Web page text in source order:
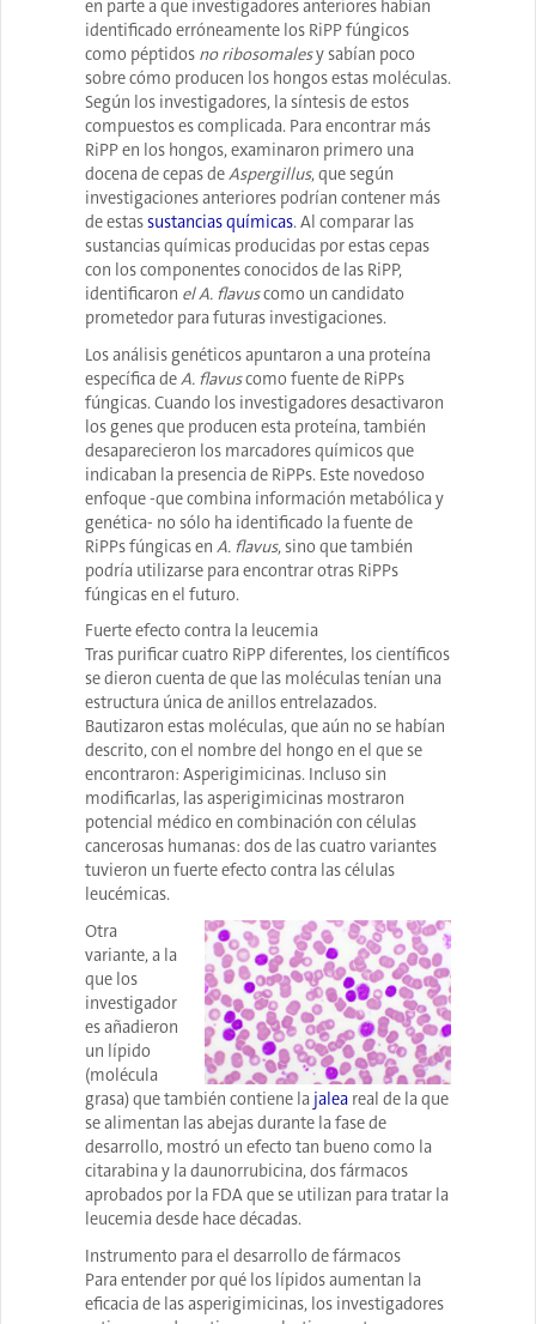
en parte a que investigadores anteriores habían
identificado erróneamente los RiPP fúngicos
como péptidos no ribosomalesy sabían poco
sobre cómo producen los hongos estas moléculas.
Según los investigadores, la síntesis de estos
compuestos es complicada. Para encontrar más
RiPP en los hongos, examinaron primero una
docena de cepas deAspergillus, que según
investigaciones anteriores podrían contener más
de estassustancias químicas. Al comparar las
sustancias químicas producidas por estas cepas
con los componentes conocidos de las RiPP,
identificaron el A. flavuscomo un candidato
prometedor para futuras investigaciones.
Los análisis genéticos apuntaron a una proteína
específica deA. flavuscomo fuente de RiPPs
fúngicas. Cuando los investigadores desactivaron
los genes que producen esta proteína, también
desaparecieron los marcadores químicos que
indicaban la presencia de RiPPs. Este novedoso
enfoque -que combina información metabólica y
genética- no sólo ha identificado la fuente de
RiPPs fúngicas en A. flavus, sino que también
podría utilizarse para encontrar otras RiPPs
fúngicas en el futuro.
Fuerte efecto contra la leucemia
Tras purificar cuatro RiPP diferentes, los científicos
se dieron cuenta de que las moléculas tenían una
estructura única de anillos entrelazados.
Bautizaron estas moléculas, que aún no se habían
descrito, con el nombre del hongo en el que se
encontraron: Asperigimicinas. Incluso sin
modificarlas, las asperigimicinas mostraron
potencial médico en combinación con células
cancerosas humanas: dos de las cuatro variantes
tuvieron un fuerte efecto contra las células
leucémicas.
Otra
variante, a la
que los
investigador
es añadieron
un lípido
(molécula
grasa) que también contiene la jalea real de la que
se alimentan las abejas durante la fase de
desarrollo, mostró un efecto tan bueno como la
citarabina y la daunorrubicina, dos fármacos
aprobados por la FDA que se utilizan para tratar la
leucemia desde hace décadas.
Instrumento para el desarrollo de fármacos
Para entender por qué los lípidos aumentan la
eficacia de las asperigimicinas, los investigadores